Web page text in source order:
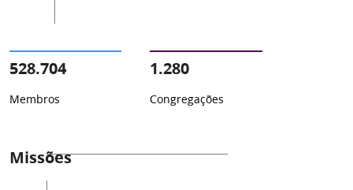
528.704
Membros
1.280
Congregações
Missões